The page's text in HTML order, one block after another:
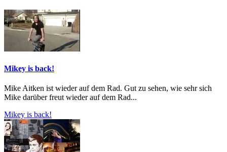
Mikey is back!
Mike Aitken ist wieder auf dem Rad. Gut zu sehen, wie sehr sich
Mike darüber freut wieder auf dem Rad...
Mikey is back!